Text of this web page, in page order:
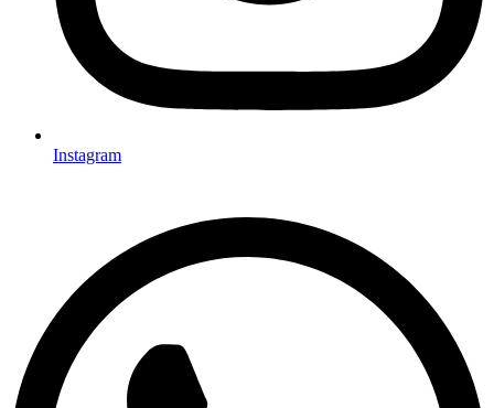
Instagram